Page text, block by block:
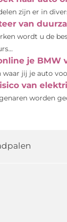
zijn er in
van
wordt u de
je BMW
waar jij je auto
van
worden